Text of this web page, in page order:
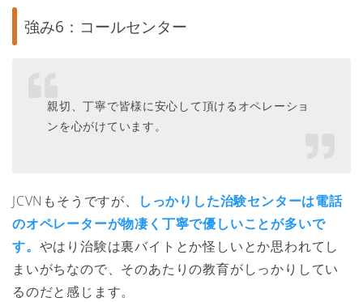
強み6：コールセンター
親切、丁寧で皆様に安心して頂けるオペレーショ
ンを心がけています。
JCVNもそうですが、
しっかりした治験センターは電話
のオペレーターが物凄く丁寧で優しいことが多いで
す。 やはり治験は裏バイトとか怪しいとか思われてし
まいがちなので、そのあたりの教育がしっかりしてい
るのだと感じます。